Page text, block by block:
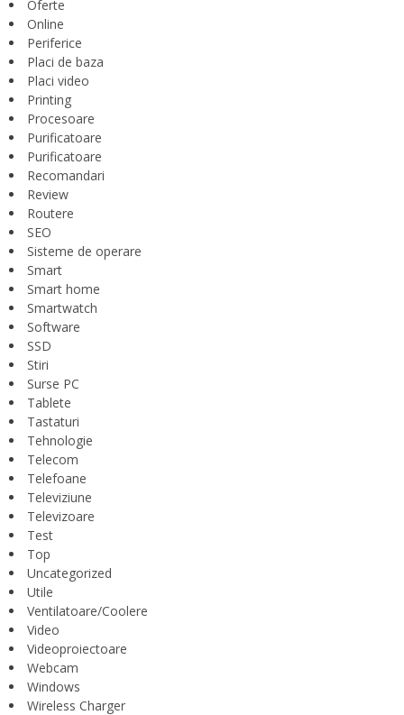
Oferte
Online
Periferice
Placi de baza
Placi video
Printing
Procesoare
Purificatoare
Purificatoare
Recomandari
Review
Routere
SEO
Sisteme de operare
Smart
Smart home
Smartwatch
Software
SSD
Stiri
Surse PC
Tablete
Tastaturi
Tehnologie
Telecom
Telefoane
Televiziune
Televizoare
Test
Top
Uncategorized
Utile
Ventilatoare/Coolere
Video
Videoproiectoare
Webcam
Windows
Wireless Charger